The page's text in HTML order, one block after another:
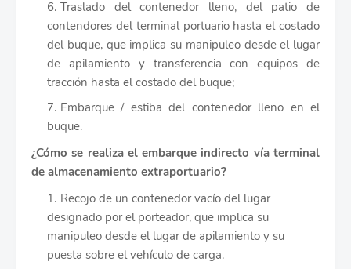
Traslado del contenedor lleno, del patio de
contendores del terminal portuario hasta el costado
del buque, que implica su manipuleo desde el lugar
de apilamiento y transferencia con equipos de
tracción hasta el costado del buque;
Embarque / estiba del contenedor lleno en el
buque.
¿Cómo se realiza el embarque indirecto vía terminal
de almacenamiento extraportuario?
Recojo de un contenedor vacío del lugar
designado por el porteador, que implica su
manipuleo desde el lugar de apilamiento y su
puesta sobre el vehículo de carga.